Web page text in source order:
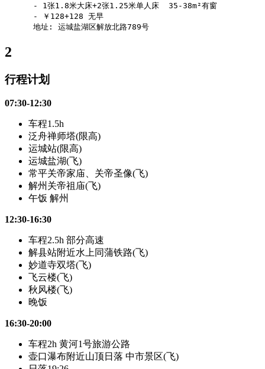
- 1张1.8米大床+2张1.25米单人床  35-38m²有窗
- ￥128+128 无早
2
行程计划
07:30-12:30
车程1.5h
泛舟禅师塔(限高)
运城站(限高)
运城盐湖(飞)
常平关帝家庙、关帝圣像(飞)
解州关帝祖庙(飞)
午饭 解州
12:30-16:30
车程2.5h 部分高速
解县站附近水上同蒲铁路(飞)
妙道寺双塔(飞)
飞云楼(飞)
秋风楼(飞)
晚饭
16:30-20:00
车程2h 黄河1号旅游公路
壶口瀑布附近山顶日落 中市景区(飞)